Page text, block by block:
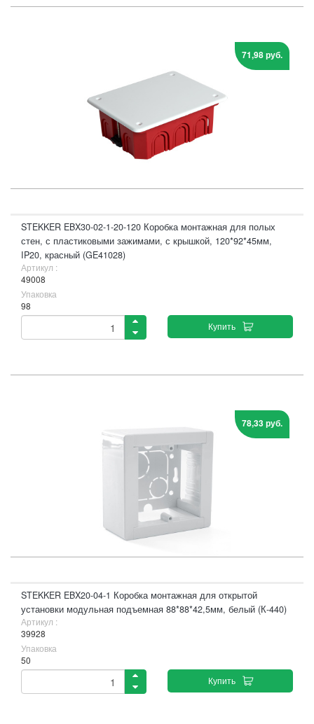
71,98 руб.
STEKKER EBX30-02-1-20-120 Коробка монтажная для полых
стен, с пластиковыми зажимами, с крышкой, 120*92*45мм,
IP20, красный (GE41028)
Артикул :
49008
Упаковка
98
Купить
78,33 руб.
STEKKER EBX20-04-1 Коробка монтажная для открытой
установки модульная подъемная 88*88*42,5мм, белый (К-440)
Артикул :
39928
Упаковка
50
Купить